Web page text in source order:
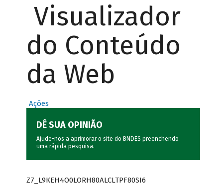
Visualizador
do Conteúdo
da Web
Ações
DÊ SUA OPINIÃO
Ajude-nos a aprimorar o site do BNDES preenchendo
uma rápida pesquisa.
Z7_L9KEH4O0LORH80ALCLTPF80SI6